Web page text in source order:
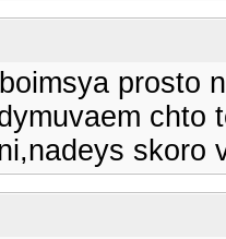
prosto
chto
skoro